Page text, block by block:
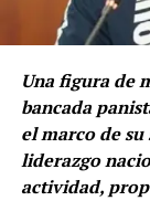
Asimismo,
garanticen
delincuencia y
mexicanas,
el país en esta
Una figura de
bancada
el marco de
liderazgo
actividad,